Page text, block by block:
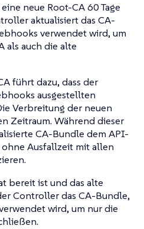
neue Root-CA 60 Tage
aktualisiert das CA-
verwendet wird, um
als auch die alte
führt dazu, dass der
ausgestellten
Verbreitung der neuen
Zeitraum. Während dieser
CA-Bundle dem API-
Ausfallzeit mit allen
bereit ist und das alte
Controller das CA-Bundle,
wird, um nur die